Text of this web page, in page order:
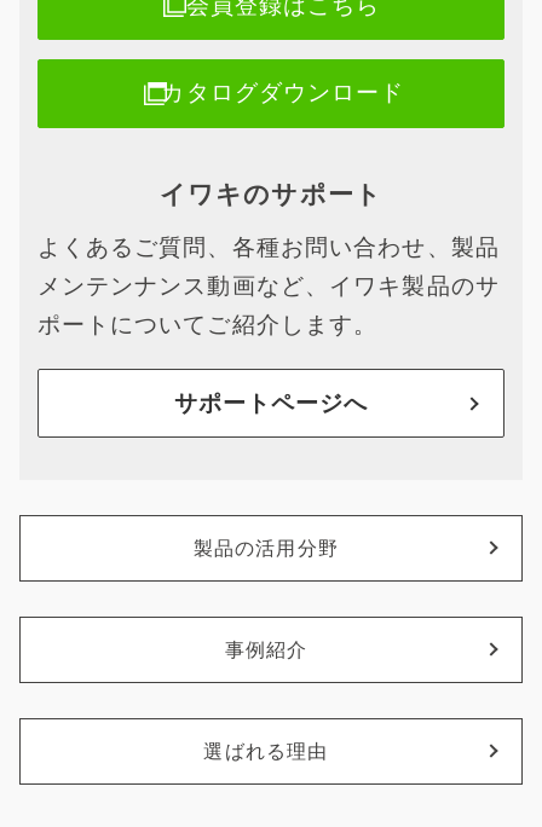
カタログダウンロード
イワキのサポート
よくあるご質問、各種お問い合わせ、製品
メンテンナンス動画など、イワキ製品のサ
ポートについてご紹介します。
サポートページへ
製品の活用分野
事例紹介
選ばれる理由